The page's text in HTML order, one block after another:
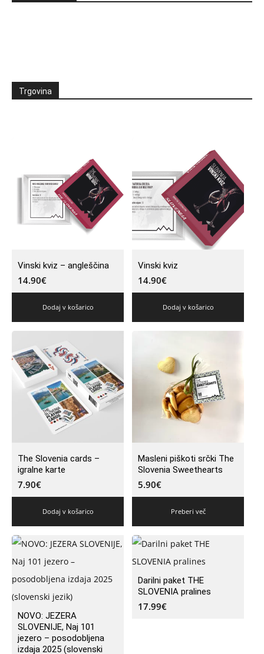
Trgovina
Vinski kviz – angleščina
14.90€
Dodaj v košarico
Vinski kviz
14.90€
Dodaj v košarico
The Slovenia cards –
igralne karte
7.90€
Dodaj v košarico
Masleni piškoti srčki The
Slovenia Sweethearts
5.90€
Preberi več
NOVO: JEZERA
SLOVENIJE, Naj 101
jezero – posodobljena
izdaja 2025 (slovenski
Darilni paket THE
SLOVENIA pralines
17.99€